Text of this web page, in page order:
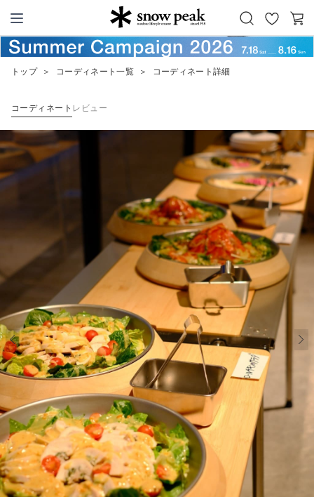
Snow Peak
お
気
カ
ー
トップ ＞ コーディネート一覧 ＞ コーディネート詳細
コーディネート レビュー